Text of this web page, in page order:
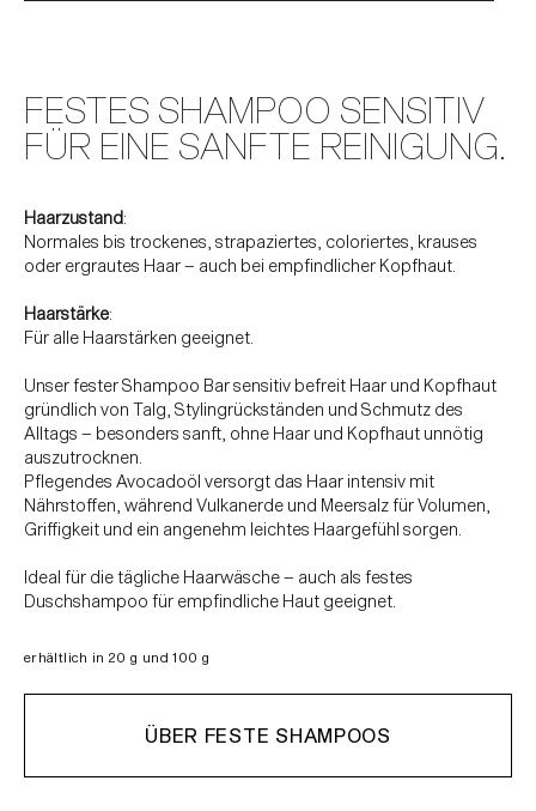
FESTES SHAMPOO SENSITIV
FÜR EINE SANFTE REINIGUNG.
Haarzustand:
Normales bis trockenes, strapaziertes, coloriertes, krauses
oder ergrautes Haar – auch bei empfindlicher Kopfhaut.
Haarstärke:
Für alle Haarstärken geeignet.
Unser fester Shampoo Bar sensitiv befreit Haar und Kopfhaut
gründlich von Talg, Stylingrückständen und Schmutz des
Alltags – besonders sanft, ohne Haar und Kopfhaut unnötig
auszutrocknen.
Pflegendes Avocadoöl versorgt das Haar intensiv mit
Nährstoffen, während Vulkanerde und Meersalz für Volumen,
Griffigkeit und ein angenehm leichtes Haargefühl sorgen.
Ideal für die tägliche Haarwäsche – auch als festes
Duschshampoo für empfindliche Haut geeignet.
erhältlich in 20 g und 100 g
ÜBER FESTE SHAMPOOS